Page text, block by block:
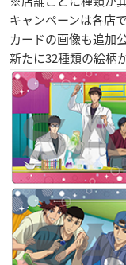
キャンペーンは各店で
カードの画像も追加
新たに32種類の絵柄